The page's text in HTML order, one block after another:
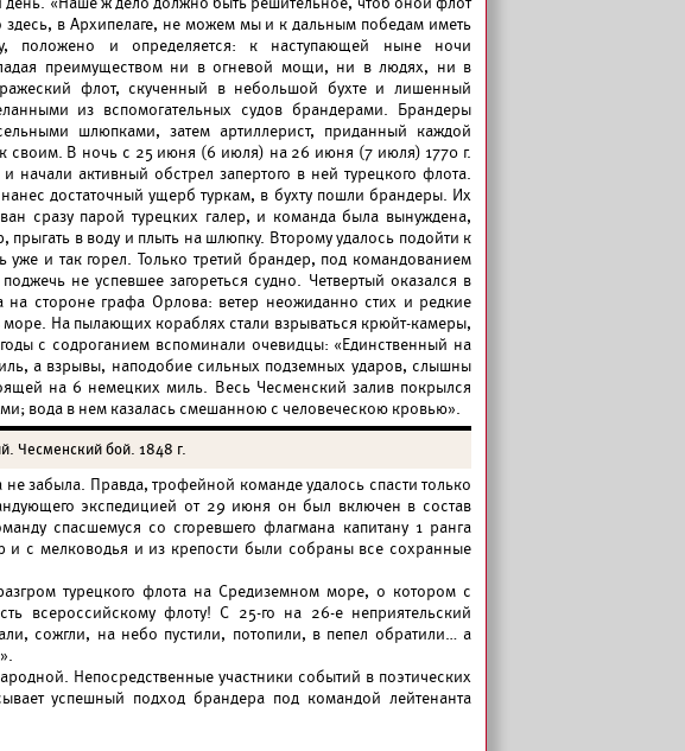
в Архипелаге, не можем мы и к дальным победам иметь
положено и определяется: к наступающей ныне ночи
преимуществом ни в огневой мощи, ни в людях, ни в
флот, скученный в небольшой бухте и лишенный
из вспомогательных судов брандерами. Брандеры
шлюпками, затем артиллерист, приданный каждой
своим. В ночь с 25 июня (6 июля) на 26 июня (7 июля) 1770 г.
начали активный обстрел запертого в ней турецкого флота.
достаточный ущерб туркам, в бухту пошли брандеры. Их
сразу парой турецких галер, и команда была вынуждена,
в воду и плыть на шлюпку. Второму удалось подойти к
и так горел. Только третий брандер, под командованием
не успевшее загореться судно. Четвертый оказался в
на стороне графа Орлова: ветер неожиданно стих и редкие
На пылающих кораблях стали взрываться крюйт-камеры,
с содроганием вспоминали очевидцы: «Единственный на
а взрывы, наподобие сильных подземных ударов, слышны
на 6 немецких миль. Весь Чесменский залив покрылся
вода в нем казалась смешанною с человеческою кровью».
Чесменский бой. 1848 г.
забыла. Правда, трофейной команде удалось спасти только
экспедицией от 29 июня он был включен в состав
спасшемуся со сгоревшего флагмана капитану 1 ранга
и с мелководья и из крепости были собраны все сохранные
турецкого флота на Средиземном море, о котором с
всероссийскому флоту! С 25-го на 26-е неприятельский
сожгли, на небо пустили, потопили, в пепел обратили… а
Непосредственные участники событий в поэтических
успешный подход брандера под командой лейтенанта